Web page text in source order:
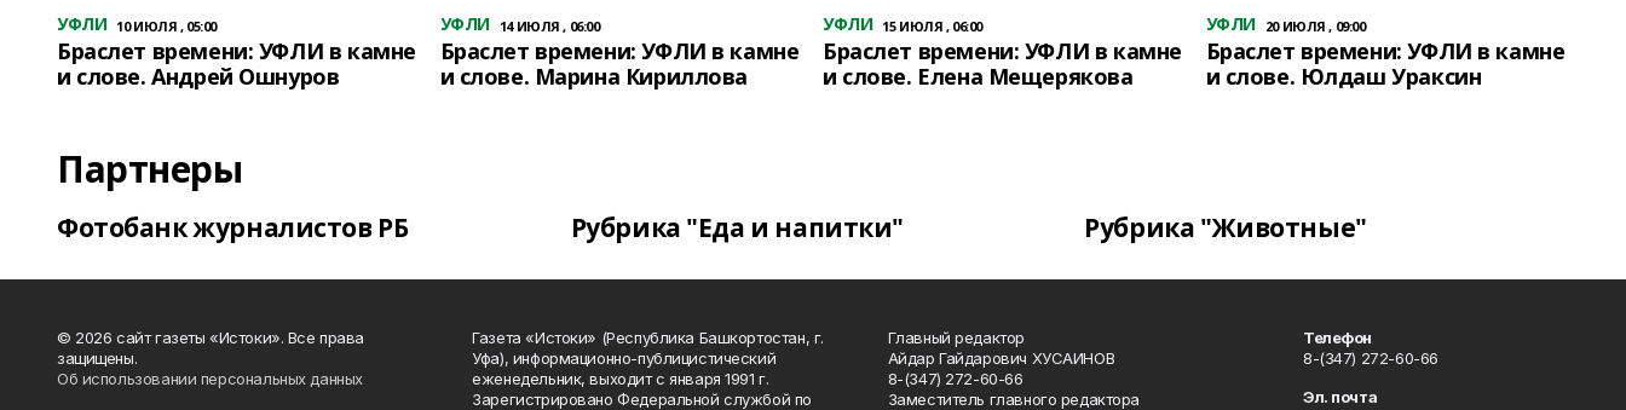
УФЛИ 10 ИЮЛЯ , 05:00
Браслет времени: УФЛИ в камне
и слове. Андрей Ошнуров
УФЛИ 14 ИЮЛЯ , 06:00
Браслет времени: УФЛИ в камне
и слове. Марина Кириллова
УФЛИ 15 ИЮЛЯ , 06:00
Браслет времени: УФЛИ в камне
и слове. Елена Мещерякова
УФЛИ 20 ИЮЛЯ , 09:00
Браслет времени: УФЛИ в камне
и слове. Юлдаш Ураксин
Партнеры
Фотобанк журналистов РБ Рубрика "Еда и напитки" Рубрика "Животные"
© 2026 сайт газеты «Истоки». Все права
защищены.
Об использовании персональных данных
Газета «Истоки» (Республика Башкортостан, г.
Уфа), информационно-публицистический
еженедельник, выходит с января 1991 г.
Зарегистрировано Федеральной службой по
Главный редактор
Айдар Гайдарович ХУСАИНОВ
8-(347) 272-60-66
Заместитель главного редактора
Телефон
8-(347) 272-60-66
Эл. почта